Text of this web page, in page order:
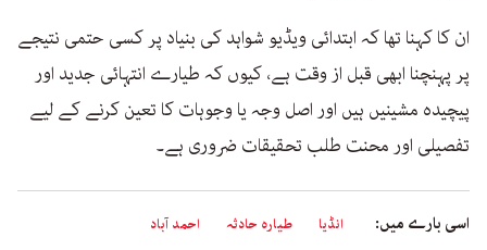
ان کا کہنا تھا کہ ابتدائی ویڈیو شواہد کی بنیاد پر کسی حتمی نتیجے
پر پہنچنا ابھی قبل از وقت ہے، کیوں کہ طیارے انتہائی جدید اور
پیچیدہ مشینیں ہیں اور اصل وجہ یا وجوہات کا تعین کرنے کے لیے
تفصیلی اور محنت طلب تحقیقات ضروری ہے۔
اسی بارے میں: انڈیا طیارہ حادثہ احمد آباد